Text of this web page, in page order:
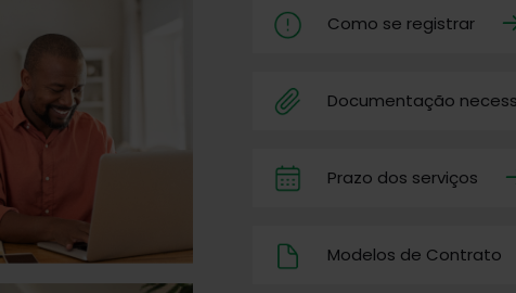
Como se registrar
Documentação
Prazo dos serviços
Modelos de Contrato